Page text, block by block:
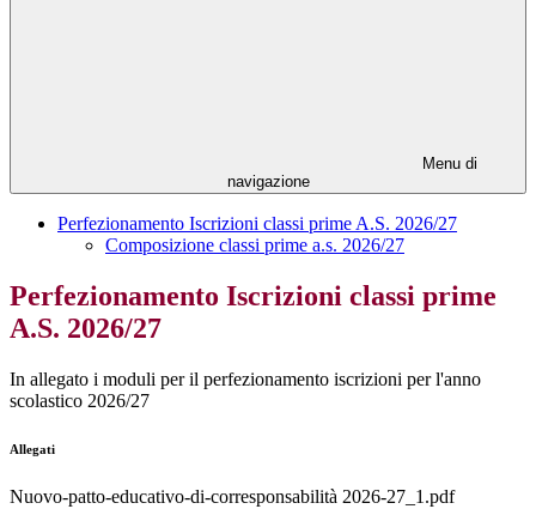
Menu di
navigazione
Perfezionamento Iscrizioni classi prime A.S. 2026/27
Composizione classi prime a.s. 2026/27
Perfezionamento Iscrizioni classi prime
A.S. 2026/27
In allegato i moduli per il perfezionamento iscrizioni per l'anno
scolastico 2026/27
Allegati
Nuovo-patto-educativo-di-corresponsabilità 2026-27_1.pdf